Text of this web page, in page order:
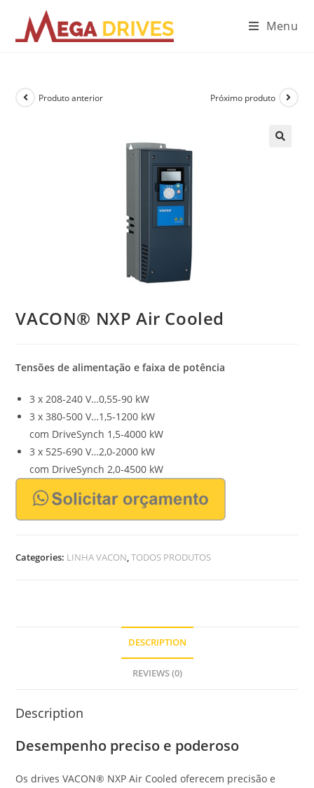
Menu
Produto anterior Próximo produto
VACON® NXP Air Cooled
Tensões de alimentação e faixa de potência
3 x 208-240 V…0,55-90 kW
3 x 380-500 V…1,5-1200 kW
com DriveSynch 1,5-4000 kW
3 x 525-690 V…2,0-2000 kW
com DriveSynch 2,0-4500 kW
Categories: LINHA VACON ,TODOS PRODUTOS
DESCRIPTION
REVIEWS (0)
Description
Desempenho preciso e poderoso
Os drives VACON® NXP Air Cooled oferecem precisão e